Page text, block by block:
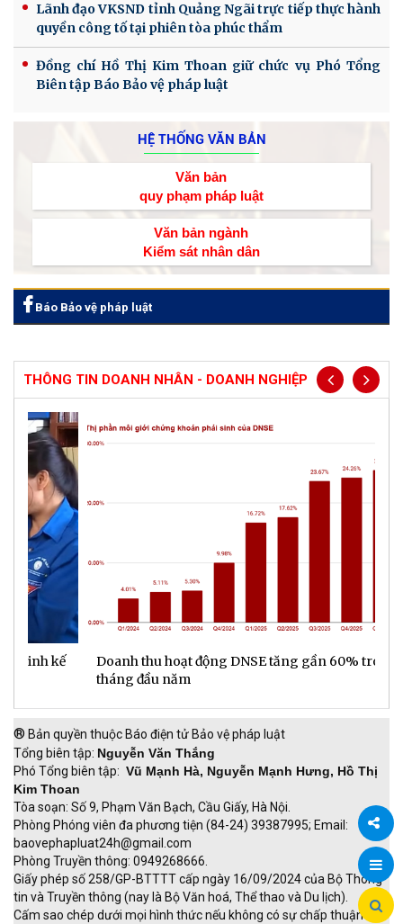
Chia
Lãnh đạo VKSND tỉnh Quảng Ngãi trực tiếp thực hành
quyền công tố tại phiên tòa phúc thẩm
Đồng chí Hồ Thị Kim Thoan giữ chức vụ Phó Tổng
Biên tập Báo Bảo vệ pháp luật
HỆ THỐNG VĂN BẢN
Văn bản
quy phạm pháp luật
Văn bản ngành
Kiểm sát nhân dân
Báo Bảo vệ pháp luật
THÔNG TIN DOANH NHÂN - DOANH NGHIỆP
Doanh thu hoạt động DNSE tăng gần 60% trong 6
tháng đầu năm
® Bản quyền thuộc Báo điện tử Bảo vệ pháp luật
Tổng biên tập: Nguyễn Văn Thắng
Phó Tổng biên tập: Vũ Mạnh Hà, Nguyễn Mạnh Hưng, Hồ Thị
Kim Thoan
Tòa soạn: Số 9, Phạm Văn Bạch, Cầu Giấy, Hà Nội.
Phòng Phóng viên đa phương tiện (84-24) 39387995; Email:
baovephapluat24h@gmail.com
Phòng Truyền thông: 0949268666.
Giấy phép số 258/GP-BTTTT cấp ngày 16/09/2024 của Bộ Thông
tin và Truyền thông (nay là Bộ Văn hoá, Thể thao và Du lịch).
Cấm sao chép dưới mọi hình thức nếu không có sự chấp thuận